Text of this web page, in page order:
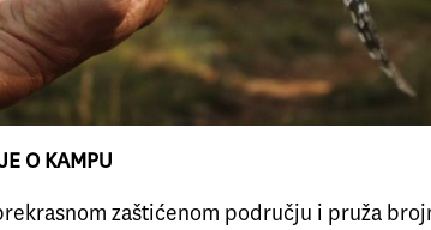
O KAMPU
zaštićenom području i pruža